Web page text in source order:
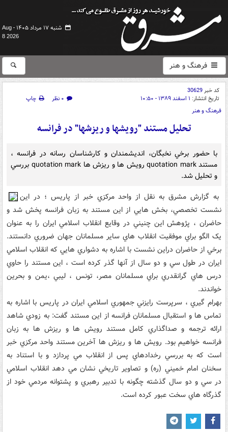
شنبه ۱۷ مرداد ۱۴۰۵ -
Aug
8 2026
فرهنگ و هنر
کد خبر30629
تاریخ انتشار: ۱ اسفند ۱۳۸۹ - ۱۰:۵۰ ۰ نظر
چاپ
فرهنگ و هنر
تحليل مستند "رويشها و ريزشها" در فرانسه
با حضور برخي نخبگان، انديشمندان و کارشناسان رسانه در فرانسه ،
مستند quotation mark رويش ها و ريزش ها quotation mark بررسي
و تحليل شد.
به گزارش مشرق به نقل از واحد مرکزي خبر از پاريس ؛ در اين
نشست تخصصي، بخش هايي از اين مستند به زبان فرانسه پخش شد و
حاضران ، پژوهش اين چنيني در وقايع انقلاب اسلامي ايران را به عنوان
يک الگو براي موفقيت انقلاب هاي ساير مسلمانان جهان ضروري دانستند.
برخي از حاضران دراين نشست با اشاره به دشواري هايي که انقلاب اسلامي
ايران در طول سي و دو سال از آنها گذر کرده است ، اين مستند را حاوي
درس هاي گرانقدري براي مسلمانان مصر، تونس ، ليبي ،يمن و بحرين
خواندند.
بهرام گيري ، سرپرست رايزني جمهوري اسلامي ايران در پاريس با اشاره به
تماس ها و استقبال مسلمانان فرانسه از اين مستند گفت: به زودي شاهد
ارائه ترجمه و صداگذاري کامل مستند رويش ها و ريزش ها به زبان
فرانسه خواهيم بود. رويش ها و ريزش ها آخرين مستند واحد مرکزي خبر
است که به بررسي رخدادهاي پس از انقلاب مي پردازد و با استناد به
سخنان امام خميني (ره) و تصاوير تاريخي نشان مي دهد انقلاب اسلامي
در سي و دو سال گذشته چگونه با تدبير رهبري و پشتوانه مردمي خود از
گذرگاه هاي سخت عبور کرده است.